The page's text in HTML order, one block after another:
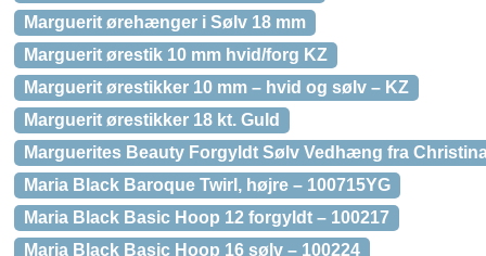
Marguerit ørehænger i Sølv 18 mm
Marguerit ørestik 10 mm hvid/forg KZ
Marguerit ørestikker 10 mm – hvid og sølv – KZ
Marguerit ørestikker 18 kt. Guld
Marguerites Beauty Forgyldt Sølv Vedhæng fra
Maria Black Baroque Twirl, højre – 100715YG
Maria Black Basic Hoop 12 forgyldt – 100217
Maria Black Basic Hoop 16 sølv – 100224